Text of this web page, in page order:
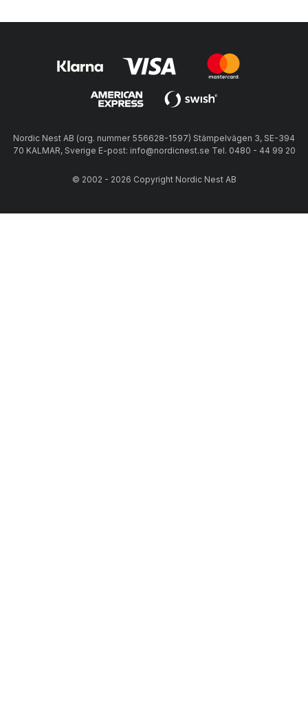
Nordic Nest AB (org. nummer 556628-1597) Stämpelvägen 3, SE-394
70 KALMAR, Sverige E-post: info@nordicnest.se Tel. 0480 - 44 99 20
© 2002 - 2026 Copyright Nordic Nest AB